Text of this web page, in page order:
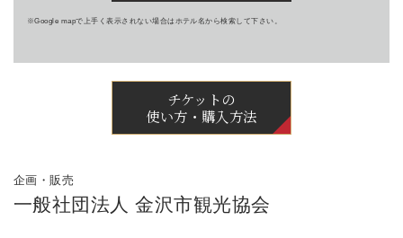
※Google mapで上手く表示されない場合はホテル名から検索して下さい。
チケットの
使い方・購入方法
企画・販売
一般社団法人 金沢市観光協会